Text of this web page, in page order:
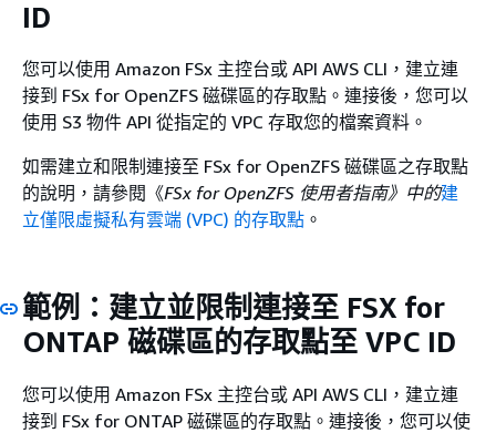
ID
您可以使用 Amazon FSx 主控台或 API AWS CLI，建立連
接到 FSx for OpenZFS 磁碟區的存取點。連接後，您可以
使用 S3 物件 API 從指定的 VPC 存取您的檔案資料。
如需建立和限制連接至 FSx for OpenZFS 磁碟區之存取點
的說明，請參閱《FSx for OpenZFS 使用者指南》中的建
立僅限虛擬私有雲端 (VPC) 的存取點 。
範例：建立並限制連接至 FSX for
ONTAP 磁碟區的存取點至 VPC ID
您可以使用 Amazon FSx 主控台或 API AWS CLI，建立連
接到 FSx for ONTAP 磁碟區的存取點。連接後，您可以使